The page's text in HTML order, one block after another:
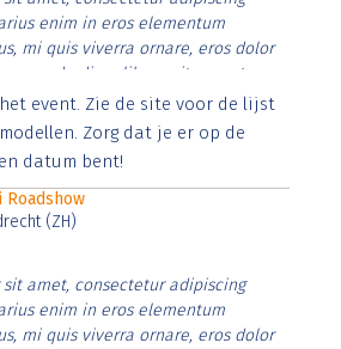
enim in eros elementum
mi quis viverra ornare, eros dolor
diam libero vitae erat.
et justo cursus id rutrum lorem
vitae risus tristique posuere.
event. Zie de site voor de lijst
Zorg dat je er op de
datum bent!
Roadshow
(ZH)
amet, consectetur adipiscing
enim in eros elementum
mi quis viverra ornare, eros dolor